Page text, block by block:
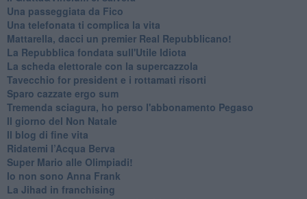
Una passeggiata da Fico
Una telefonata ti complica la vita
Mattarella, dacci un premier Real Repubblicano!
La Repubblica fondata sull'Utile Idiota
La scheda elettorale con la supercazzola
Tavecchio for president e i rottamati risorti
Sparo cazzate ergo sum
Tremenda sciagura, ho perso l'abbonamento Pegaso
Il giorno del Non Natale
Il blog di fine vita
​Ridatemi l’Acqua Berva
Super Mario alle Olimpiadi!
Io non sono Anna Frank
​La Jihad in franchising